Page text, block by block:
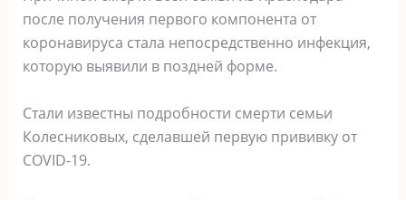
после получения первого компонента от
коронавируса стала непосредственно инфекция,
которую выявили в поздней форме.
Стали известны подробности смерти семьи
Колесниковых, сделавшей первую прививку от
COVID-19.